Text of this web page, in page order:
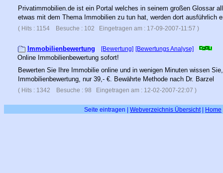
Privatimmobilien.de ist ein Portal welches in seinem großen Glossar
etwas mit dem Thema Immobilien zu tun hat, werden dort ausführlich
( Hits : 1154 Besuche : 102 Eingetragen am : 17-09-2007-11:57 )
Immobilienbewertung [Bewertung] [Bewertungs Analyse]
Online Immobilienbewertung sofort!
Bewerten Sie Ihre Immobilie online und in wenigen Minuten wissen
Immobilienbewertung, nur 39,- €. Bewährte Methode nach Dr. Barzel
( Hits : 1342 Besuche : 98 Eingetragen am : 12-02-2007-22:07 )
Seite eintragen | Webverzeichnis Übersicht| Home